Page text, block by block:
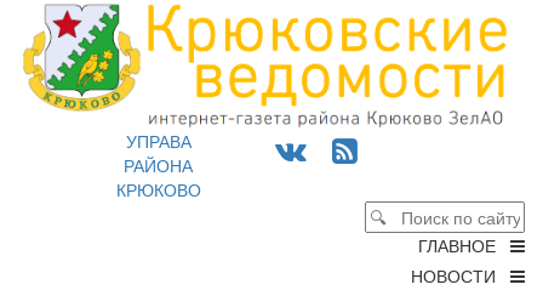
УПРАВА
РАЙОНА
КРЮКОВО
ГЛАВНОЕ
НОВОСТИ